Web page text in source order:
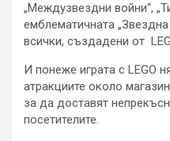
„Междузвездни войни“,
емблематичната
всички, създадени от
И понеже играта с LEGO
атракциите около
за да доставят
посетителите.